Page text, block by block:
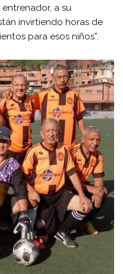
a su
invirtiendo horas de
para esos niños”.